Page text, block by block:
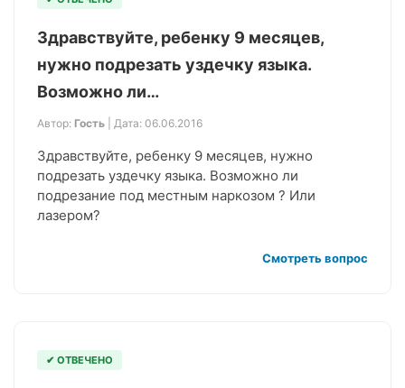
Здравствуйте, ребенку 9 месяцев,
нужно подрезать уздечку языка.
Возможно ли…
Автор: Гость | Дата: 06.06.2016
Здравствуйте, ребенку 9 месяцев, нужно
подрезать уздечку языка. Возможно ли
подрезание под местным наркозом ? Или
лазером?
Смотреть вопрос
✔ ОТВЕЧЕНО